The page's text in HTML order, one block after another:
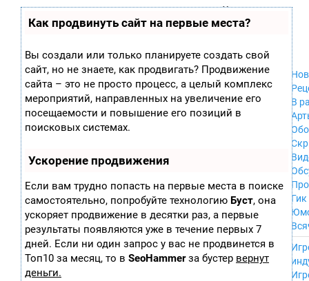
Как продвинуть сайт на первые места?
Вы создали или только планируете создать свой
сайт, но не знаете, как продвигать? Продвижение
сайта – это не просто процесс, а целый комплекс
мероприятий, направленных на увеличение его
посещаемости и повышение его позиций в
поисковых системах.
Ускорение продвижения
Если вам трудно попасть на первые места в поиске
самостоятельно, попробуйте технологию Буст, она
ускоряет продвижение в десятки раз, а первые
результаты появляются уже в течение первых 7
дней. Если ни один запрос у вас не продвинется в
Топ10 за месяц, то в SeoHammerза бустер вернут
деньги.
играх
П
ла
ф
ор
м
ы
Xbox 360
Xbox
GameCube
PS2
PS3
Android
iPhone, iPod,
iPad
MacOS
Sega Mega Drive
NES
В
Гик